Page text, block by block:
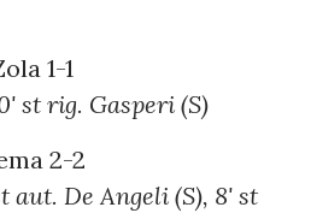
1-1
st rig. Gasperi (S)
2-2
aut. De Angeli (S), 8' st